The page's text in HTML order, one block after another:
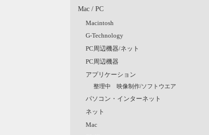
Mac / PC
Macintosh
G-Technology
PC周辺機器/ネット
PC周辺機器
アプリケーション
整理中 映像制作/ソフトウエア
パソコン・インターネット
ネット
Mac